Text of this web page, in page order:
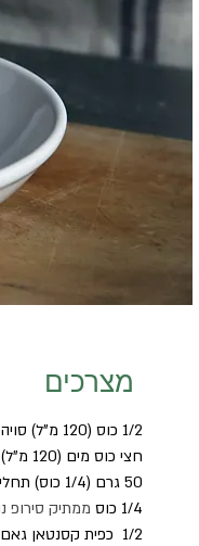
מצרכים
1/2 כוס (120 מ"ל) סויה ללא גלוטן וללא סוכר
חצי כוס מים (120 מ"ל)
50 גרם (1/4 כוס) תחליף סוכר חום
1/4 כוס
ממתיק סירופ
1/2  כפית קסנטאן גאם מעורבבת ב-1/3 כוס מים